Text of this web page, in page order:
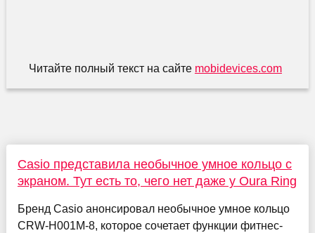
Читайте полный текст на сайте mobidevices.com
Casio представила необычное умное кольцо с
экраном. Тут есть то, чего нет даже у Oura Ring
Бренд Casio анонсировал необычное умное кольцо
CRW-H001M-8, которое сочетает функции фитнес-